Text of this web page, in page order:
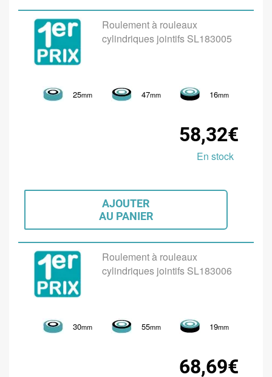
Roulement à rouleaux
cylindriques jointifs SL183005
25mm 47mm 16mm
58,32€
En stock
AJOUTER
AU PANIER
Roulement à rouleaux
cylindriques jointifs SL183006
30mm 55mm 19mm
68,69€